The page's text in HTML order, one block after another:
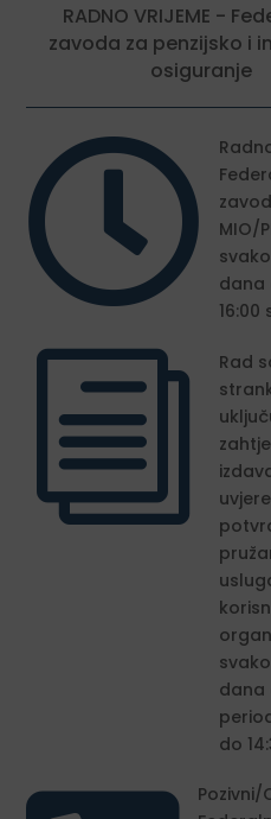
RADNO VRIJEME -
zavoda za penzijsko i
osiguranje

MIO/
dana
16:00
i
Rad
dana
do